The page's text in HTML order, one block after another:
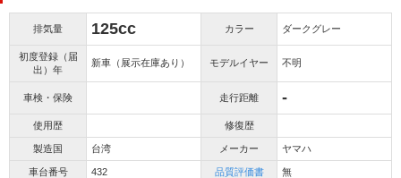
排気量 125cc カラー ダークグレー
初度登録（届
出）年
新車（展示在庫あり） モデルイヤー 不明
車検・保険 走行距離 -
使用歴 修復歴
製造国 台湾 メーカー ヤマハ
車台番号 432 品質評価書 無